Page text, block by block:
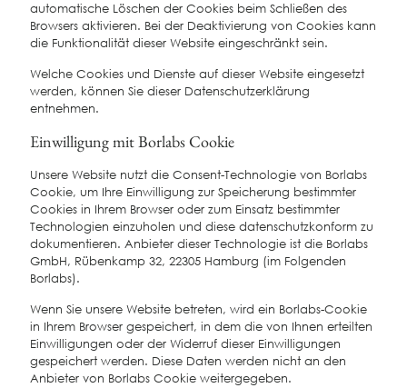
automatische Löschen der Cookies beim Schließen des
Browsers aktivieren. Bei der Deaktivierung von Cookies kann
die Funktionalität dieser Website eingeschränkt sein.
Welche Cookies und Dienste auf dieser Website eingesetzt
werden, können Sie dieser Datenschutzerklärung
entnehmen.
Einwilligung mit Borlabs Cookie
Unsere Website nutzt die Consent-Technologie von Borlabs
Cookie, um Ihre Einwilligung zur Speicherung bestimmter
Cookies in Ihrem Browser oder zum Einsatz bestimmter
Technologien einzuholen und diese datenschutzkonform zu
dokumentieren. Anbieter dieser Technologie ist die Borlabs
GmbH, Rübenkamp 32, 22305 Hamburg (im Folgenden
Borlabs).
Wenn Sie unsere Website betreten, wird ein Borlabs-Cookie
in Ihrem Browser gespeichert, in dem die von Ihnen erteilten
Einwilligungen oder der Widerruf dieser Einwilligungen
gespeichert werden. Diese Daten werden nicht an den
Anbieter von Borlabs Cookie weitergegeben.